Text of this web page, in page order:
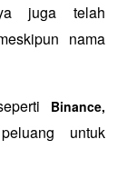
juga telah
nama
Binance,
untuk